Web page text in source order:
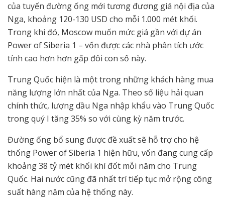
của tuyến đường ống mới tương đương giá nội địa của
Nga, khoảng 120-130 USD cho mỗi 1.000 mét khối.
Trong khi đó, Moscow muốn mức giá gần với dự án
Power of Siberia 1 – vốn được các nhà phân tích ước
tính cao hơn hơn gấp đôi con số này.
Trung Quốc hiện là một trong những khách hàng mua
năng lượng lớn nhất của Nga. Theo số liệu hải quan
chính thức, lượng dầu Nga nhập khẩu vào Trung Quốc
trong quý I tăng 35% so với cùng kỳ năm trước.
Đường ống bổ sung được đề xuất sẽ hỗ trợ cho hệ
thống Power of Siberia 1 hiện hữu, vốn đang cung cấp
khoảng 38 tỷ mét khối khí đốt mỗi năm cho Trung
Quốc. Hai nước cũng đã nhất trí tiếp tục mở rộng công
suất hàng năm của hệ thống này.